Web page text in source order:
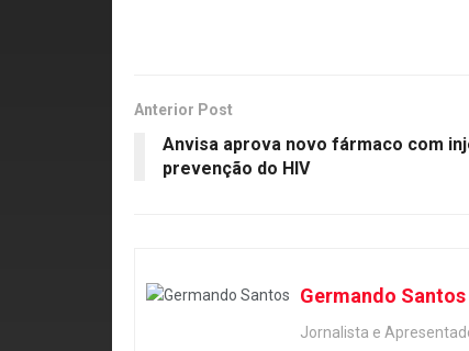
Anterior Post
Anvisa aprova novo fármaco com
prevenção do HIV
Germando Santos
Jornalista e